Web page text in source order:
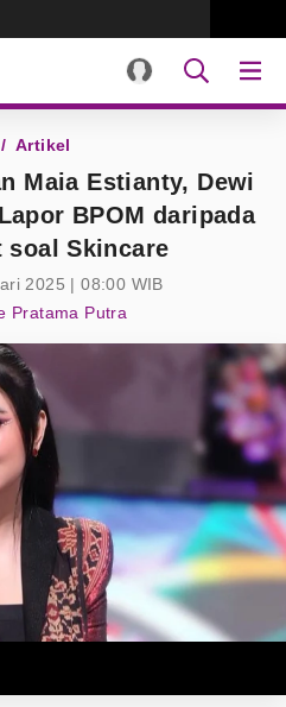
Artikel
Maia Estianty, Dewi
BPOM daripada
soal Skincare
2025 | 08:00 WIB
Pratama Putra